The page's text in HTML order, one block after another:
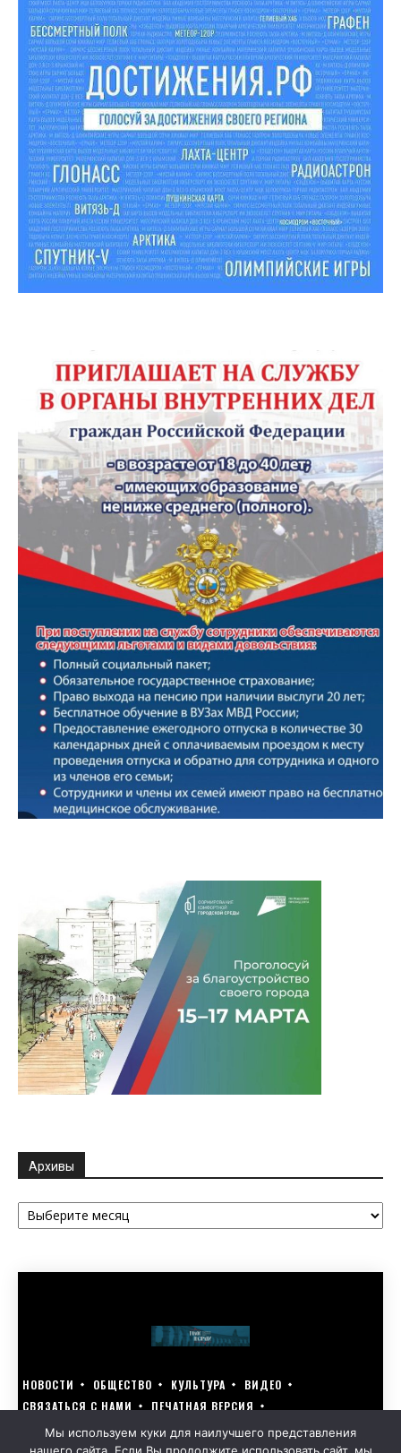
Архивы
Архивы
НОВОСТИ ОБЩЕСТВО КУЛЬТУРА
ВИДЕО
СВЯЗАТЬСЯ С НАМИ
ПЕЧАТНАЯ ВЕРСИЯ
ГОЛОСУЙ ЗА БЛАГОУСТРОЙСТВО СВОЕГО ГОРОДА 15–17 МАРТА
Мы используем куки для наилучшего представления